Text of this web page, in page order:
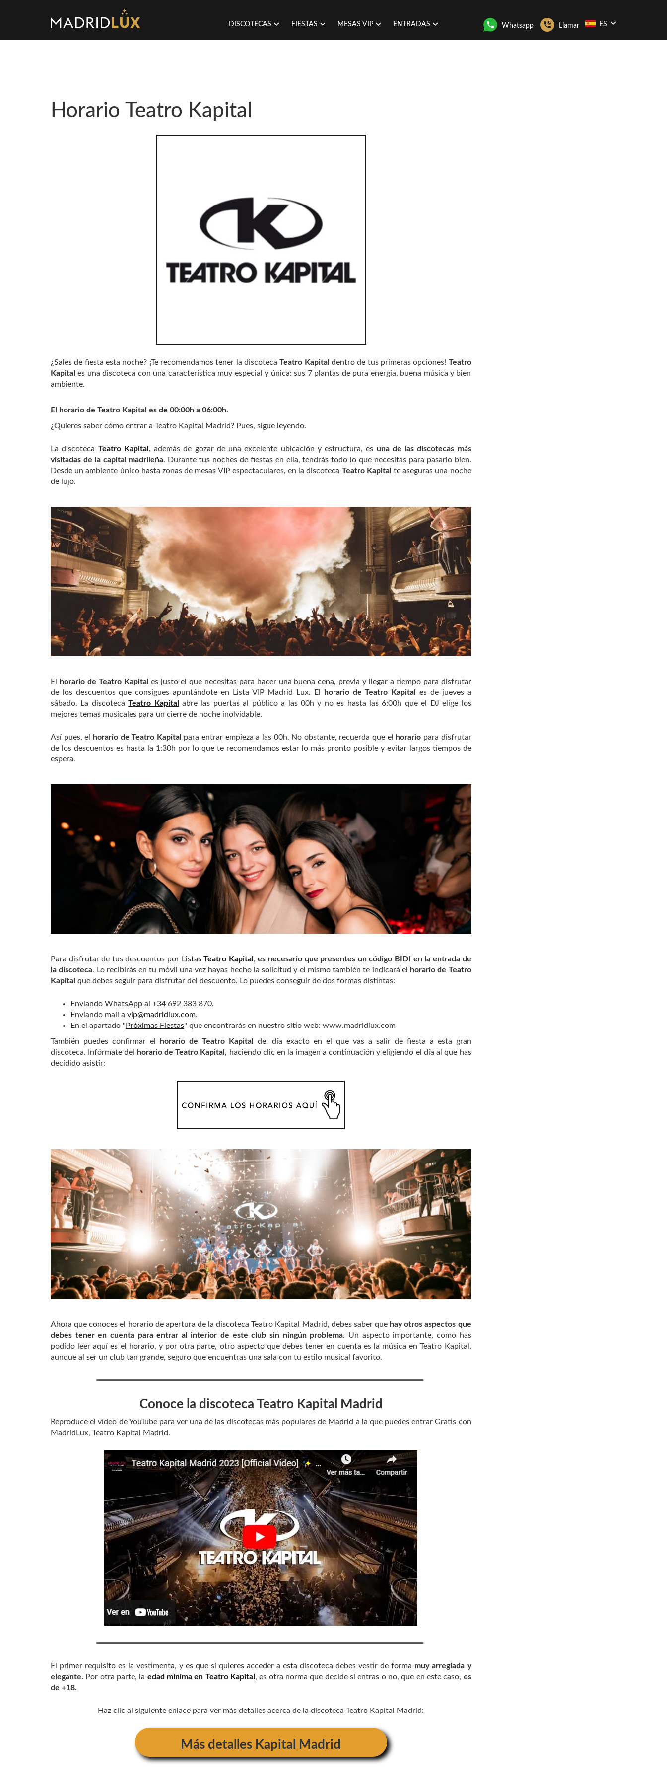
DISCOTECAS FIESTAS MESAS VIP ENTRADAS Whatsapp Llamar ES
Horario Teatro Kapital
¿Sales de fiesta esta noche? ¡Te recomendamos tener la discotecaTeatro Kapital dentro de tus primeras opciones! Teatro
Kapital es una discoteca con una característica muy especial y única: sus 7 plantas de pura energía, buena música y bien
ambiente.
El horario de Teatro Kapital es de 00:00h a 06:00h.
¿Quieres saber cómo entrar a Teatro Kapital Madrid? Pues, sigue leyendo.
La discoteca Teatro Kapital , además de gozar de una excelente ubicación y estructura, es una de las discotecas más
visitadas de la capital madrileña. Durante tus noches de fiestas en ella, tendrás todo lo que necesitas para pasarlo bien.
Desde un ambiente único hasta zonas de mesas VIP espectaculares, en la discoteca Teatro Kapital te aseguras una noche
de lujo.
El horario de Teatro Kapital es justo el que necesitas para hacer una buena cena, previa y llegar a tiempo para disfrutar
de los descuentos que consigues apuntándote en Lista VIP Madrid Lux. El
horario de Teatro Kapital
es de jueves a
sábado. La discotecaTeatro Kapital
abre las puertas al público a las 00h y no es hasta las 6:00h que el DJ elige los
mejores temas musicales para un cierre de noche inolvidable.
Así pues, el horario de Teatro Kapital para entrar empieza a las 00h. No obstante, recuerda que el horario para disfrutar
de los descuentos es hasta la 1:30h por lo que te recomendamos estar lo más pronto posible y evitar largos tiempos de
espera.
Para disfrutar de tus descuentos por ListasTeatro Kapital , es necesario que presentes un código BIDI en la entrada de
la discoteca. Lo recibirás en tu móvil una vez hayas hecho la solicitud y el mismo también te indicará el
horario de Teatro
Kapital que debes seguir para disfrutar del descuento. Lo puedes conseguir de dos formas distintas:
Enviando WhatsApp al +34 692 383 870.
Enviando mail a vip@madridlux.com.
En el apartado " Próximas Fiestas" que encontrarás en nuestro sitio web: www.madridlux.com
También puedes confirmar el
horario de Teatro Kapital
del día exacto en el que vas a salir de fiesta a esta gran
discoteca. Infórmate del
horario de Teatro Kapital , haciendo clic en la imagen a continuación y eligiendo el día al que has
decidido asistir:
Ahora que conoces el horario de apertura de la discoteca Teatro Kapital Madrid, debes saber quehay otros aspectos que
debes tener en cuenta para entrar al interior de este club sin ningún problema. Un aspecto importante, como has
podido leer aquí es el horario, y por otra parte, otro aspecto que debes tener en cuenta es la música en Teatro Kapital,
aunque al ser un club tan grande, seguro que encuentras una sala con tu estilo musical favorito.
Conoce la discoteca Teatro Kapital Madrid
Reproduce el vídeo de YouTube para ver una de las discotecas más populares de Madrid a la que puedes entrar Gratis con
MadridLux, Teatro Kapital Madrid.
El primer requisito es la vestimenta, y es que si quieres acceder a esta discoteca debes vestir de forma muy arreglada y
elegante. Por otra parte, la edad mínima en Teatro Kapital, es otra norma que decide si entras o no, que en este caso, es
de +18.
Haz clic al siguiente enlace para ver más detalles acerca de la discoteca Teatro Kapital Madrid:
Más detalles Kapital Madrid